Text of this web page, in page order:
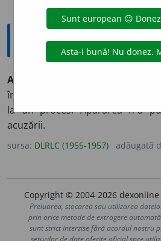
Explicative DEX
ACUZ
învinovățire. ◊
la un proces. Apărarea n-a
acuzării.
sursa: DLRLC (1955-1957) adăugată
Copyright © 2004-2026
Preluarea, stocarea sau utilizarea
prin orice metode de extragere
sunt strict interzise fără acordul nostru
seturilor de date oferite oficial spre